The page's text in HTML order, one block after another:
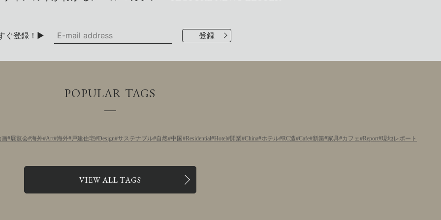
ぐ登録！▶
POPULAR TAGS
画 展覧会 海外 Art 海外 戸建住宅 Design サステナブル 自然 中国 Residential Hotel 開業 China ホテル RC造 Cafe 新築 家具 カフェ Report 現地レポート
VIEW ALL TAGS